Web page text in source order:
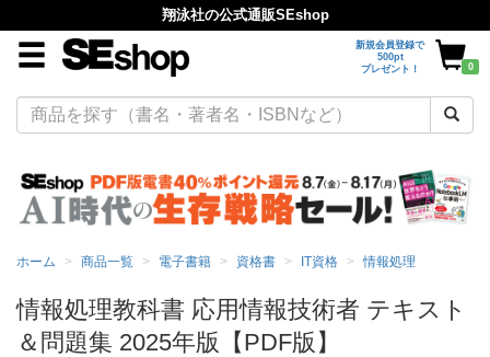
翔泳社の公式通販SEshop
新規会員登録で
500pt
プレゼント！
0
ホーム 商品一覧 電子書籍 資格書 IT資格 情報処理
情報処理教科書 応用情報技術者 テキスト
＆問題集 2025年版【PDF版】